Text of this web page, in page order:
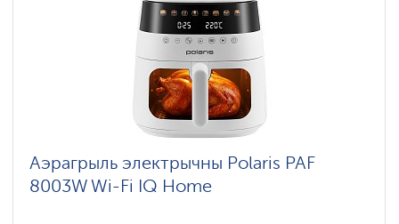
Аэрагрыль электрычны Polaris PAF
8003W Wi-Fi IQ Home